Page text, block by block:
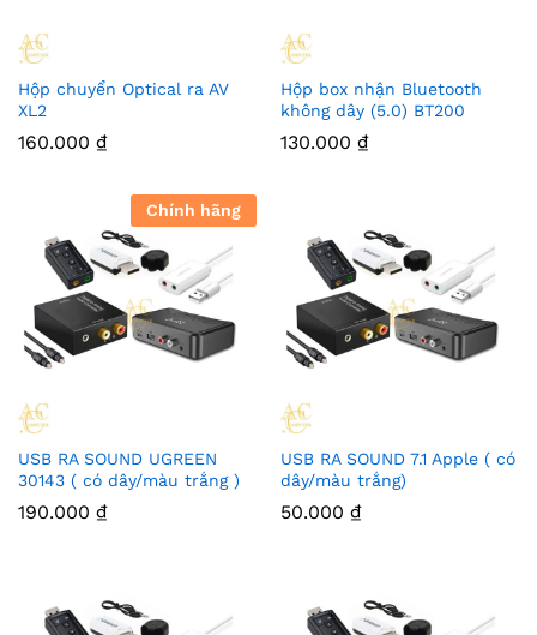
Hộp chuyển Optical ra AV
XL2
160.000 ₫
Hộp box nhận Bluetooth
không dây (5.0) BT200
130.000 ₫
Chính hãng
USB RA SOUND UGREEN
30143 ( có dây/màu trắng )
190.000 ₫
USB RA SOUND 7.1 Apple ( có
dây/màu trắng)
50.000 ₫